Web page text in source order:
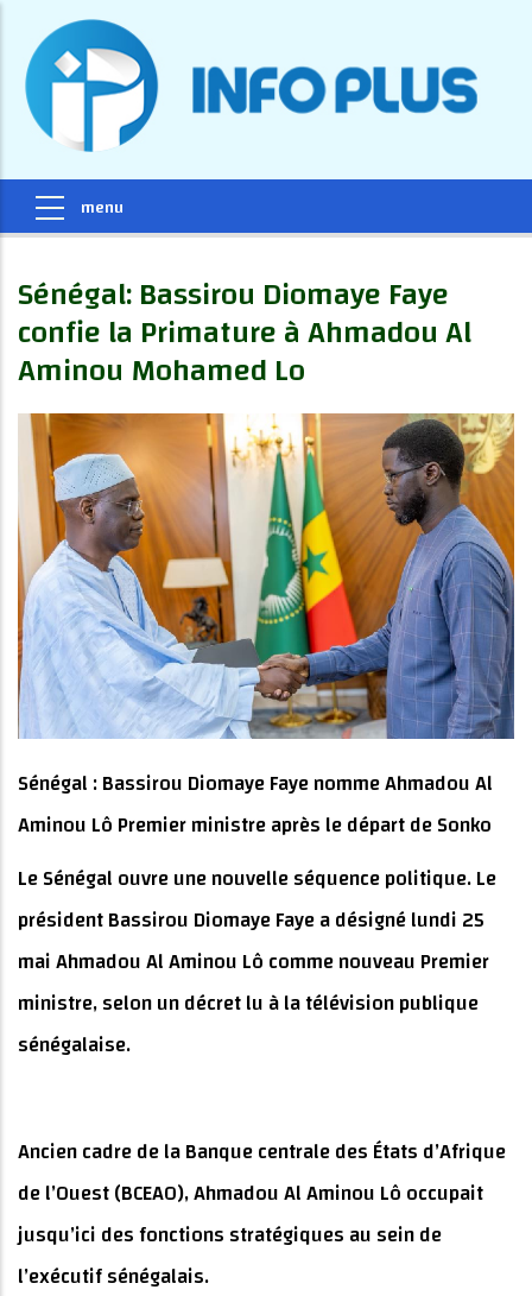
Sénégal: Bassirou Diomaye Faye
confie la Primature à Ahmadou Al
Aminou Mohamed Lo
Sénégal : Bassirou Diomaye Faye nomme Ahmadou Al
Aminou Lô Premier ministre après le départ de Sonko
Le Sénégal ouvre une nouvelle séquence politique. Le
président Bassirou Diomaye Faye a désigné lundi 25
mai Ahmadou Al Aminou Lô comme nouveau Premier
ministre, selon un décret lu à la télévision publique
sénégalaise.
Ancien cadre de la Banque centrale des États d’Afrique
de l’Ouest (BCEAO), Ahmadou Al Aminou Lô occupait
jusqu’ici des fonctions stratégiques au sein de
l’exécutif sénégalais.